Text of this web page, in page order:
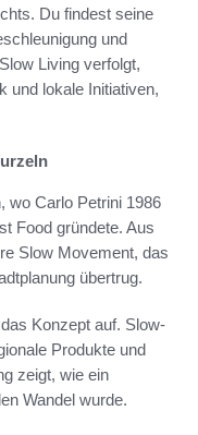
Du findest seine
und
Living verfolgt,
und lokale Initiativen,
wo Carlo Petrini 1986
Food gründete. Aus
Slow Movement, das
übertrug.
Konzept auf. Slow-
Produkte und
zeigt, wie ein
Wandel wurde.